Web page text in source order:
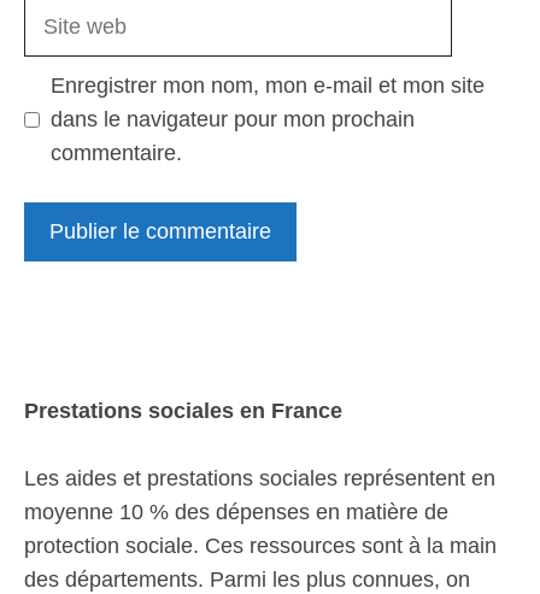
Site
Enregistrer mon nom, mon e-mail et mon site
dans le navigateur pour mon prochain
commentaire.
Prestations sociales en France
Les aides et prestations sociales représentent en
moyenne 10 % des dépenses en matière de
protection sociale. Ces ressources sont à la main
des départements. Parmi les plus connues, on